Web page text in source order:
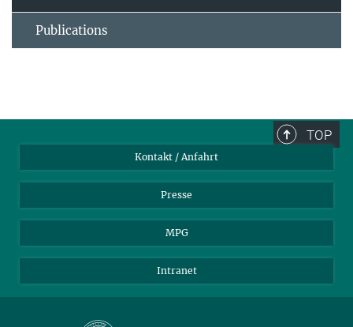
Publications
TOP
Kontakt / Anfahrt
Presse
MPG
Intranet